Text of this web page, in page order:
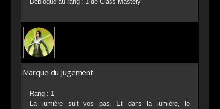
Débloqué au rang : 1 de Class Mastery
Marque du jugement
Rang : 1
La lumière suit vos pas. Et dans la lumière, le